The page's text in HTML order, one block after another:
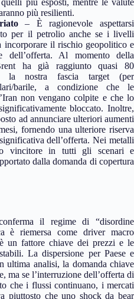
più resilienti.
– È ragionevole aspettarsi
per il petrolio anche se i livelli
incorporare il rischio geopolitico e
dell’offerta. Al momento della
ha già raggiunto quasi 80
la nostra fascia target (per
barile, a condizione che le
non vengano colpite e che lo
bloccato. Inoltre,
ad annunciare ulteriori aumenti
fornendo una ulteriore riserva
dell’offerta. Nei metalli
vincitore in tutti gli scenari e
dalla domanda di copertura
il regime di “disordine
è riemersa come driver macro
un fattore chiave dei prezzi e le
La dispersione per Paese e
ultima analisi, la domanda chiave
ma se l’interruzione dell’offerta di
che i flussi continuano, i mercati
piuttosto che uno shock da bear